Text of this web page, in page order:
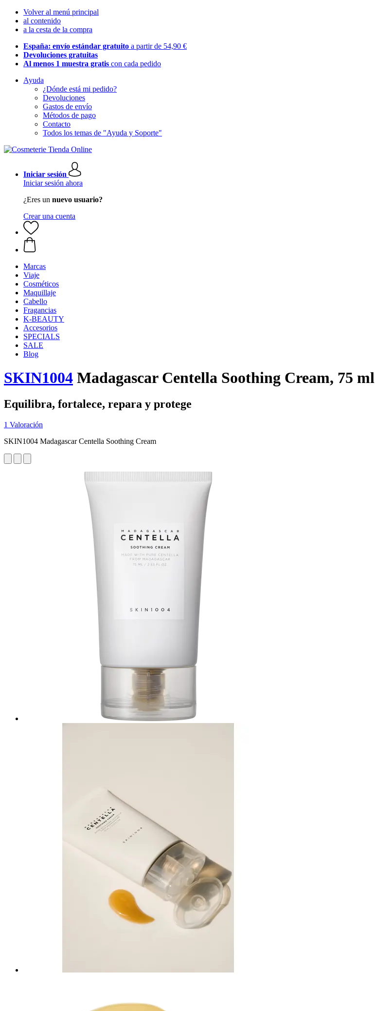
Volver al menú principal
al contenido
a la cesta de la compra
España: envío estándar gratuito a partir de 54,90 €
Devoluciones gratuitas
Al menos 1 muestra gratis con cada pedido
Ayuda
¿Dónde está mi pedido?
Devoluciones
Gastos de envío
Métodos de pago
Contacto
Todos los temas de "Ayuda y Soporte"
Iniciar sesión
Iniciar sesión ahora
¿Eres un nuevo usuario?
Crear una cuenta
Marcas
Viaje
Cosméticos
Maquillaje
Cabello
Fragancias
K-BEAUTY
Accesorios
SPECIALS
SALE
Blog
SKIN1004 Madagascar Centella Soothing Cream, 75 ml
Equilibra, fortalece, repara y protege
1 Valoración
SKIN1004 Madagascar Centella Soothing Cream